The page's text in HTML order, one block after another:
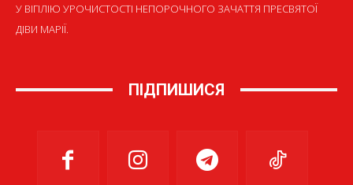
У ВІГІЛІЮ УРОЧИСТОСТІ НЕПОРОЧНОГО ЗАЧАТТЯ ПРЕСВЯТОЇ
ДІВИ МАРІЇ.
ПІДПИШИСЯ